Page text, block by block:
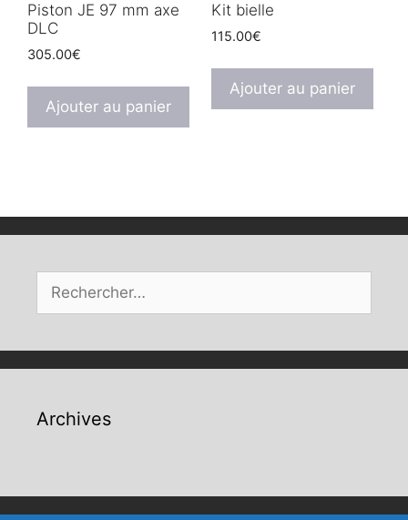
Piston JE 97 mm axe
DLC
305.00€
Ajouter au panier
Kit bielle
115.00€
Ajouter au panier
Rechercher :
Archives